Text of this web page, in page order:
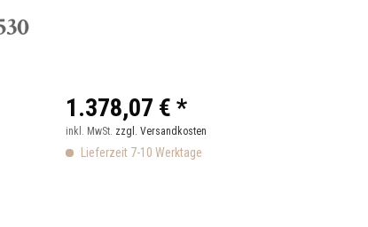
1.378,07 € *
inkl. MwSt. zzgl. Versandkosten
Lieferzeit 7-10 Werktage